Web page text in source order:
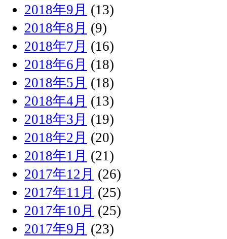
2018年9月 (13)
2018年8月 (9)
2018年7月 (16)
2018年6月 (18)
2018年5月 (18)
2018年4月 (13)
2018年3月 (19)
2018年2月 (20)
2018年1月 (21)
2017年12月 (26)
2017年11月 (25)
2017年10月 (25)
2017年9月 (23)